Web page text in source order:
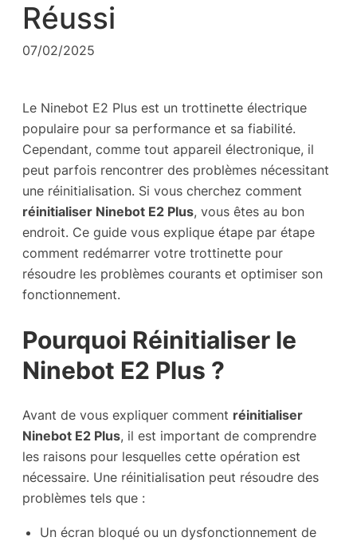
Réussi
07/02/2025
Le Ninebot E2 Plus est un trottinette électrique
populaire pour sa performance et sa fiabilité.
Cependant, comme tout appareil électronique, il
peut parfois rencontrer des problèmes nécessitant
une réinitialisation. Si vous cherchez comment
réinitialiser Ninebot E2 Plus, vous êtes au bon
endroit. Ce guide vous explique étape par étape
comment redémarrer votre trottinette pour
résoudre les problèmes courants et optimiser son
fonctionnement.
Pourquoi Réinitialiser le
Ninebot E2 Plus ?
Avant de vous expliquer comment réinitialiser
Ninebot E2 Plus, il est important de comprendre
les raisons pour lesquelles cette opération est
nécessaire. Une réinitialisation peut résoudre des
problèmes tels que :
Un écran bloqué ou un dysfonctionnement de